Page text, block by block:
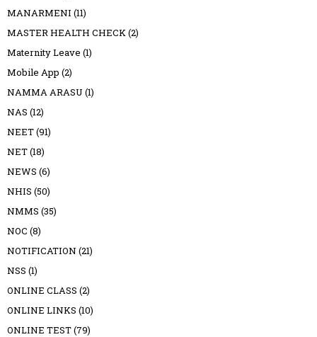
MANARMENI (11)
MASTER HEALTH CHECK(2)
Maternity Leave (1)
Mobile App (2)
NAMMA ARASU (1)
NAS (12)
NEET(91)
NET(18)
NEWS (6)
NHIS (50)
NMMS (35)
NOC (8)
NOTIFICATION (21)
NSS (1)
ONLINE CLASS (2)
ONLINE LINKS (10)
ONLINE TEST(79)